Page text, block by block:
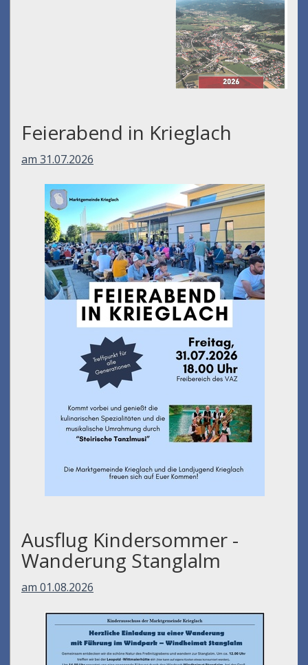
Feierabend in Krieglach
am 31.07.2026
Ausflug Kindersommer -
Wanderung Stanglalm
am 01.08.2026